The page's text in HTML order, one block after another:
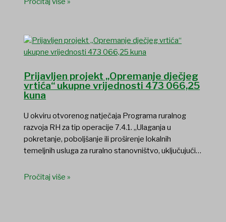
Prijavljen projekt „Opremanje dječjeg
vrtića“ ukupne vrijednosti 473 066,25
kuna
U okviru otvorenog natječaja Programa ruralnog
razvoja RH za tip operacije 7.4.1. „Ulaganja u
pokretanje, poboljšanje ili proširenje lokalnih
temeljnih usluga za ruralno stanovništvo, uključujući…
Pročitaj više »